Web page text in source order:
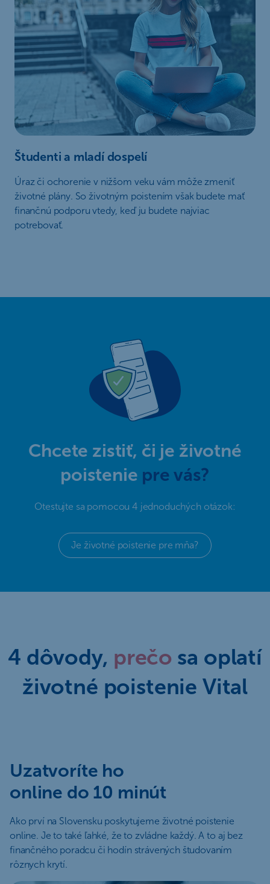
Študenti a mladí dospelí
Úraz či ochorenie v nižšom veku vám môže zmeniť
životné plány. So životným poistením však budete mať
finančnú podporu vtedy, keď ju budete najviac
potrebovať.
Chcete zistiť, či je životné
poistenie pre vás?
Otestujte sa pomocou 4 jednoduchých otázok:
Je životné poistenie pre mňa?
4 dôvody, prečo sa oplatí
životné poistenie Vital
Uzatvoríte ho
online do 10 minút
Ako prví na Slovensku poskytujeme životné poistenie
online. Je to také ľahké, že to zvládne každý. A to aj bez
finančného poradcu či hodín strávených študovaním
rôznych krytí.